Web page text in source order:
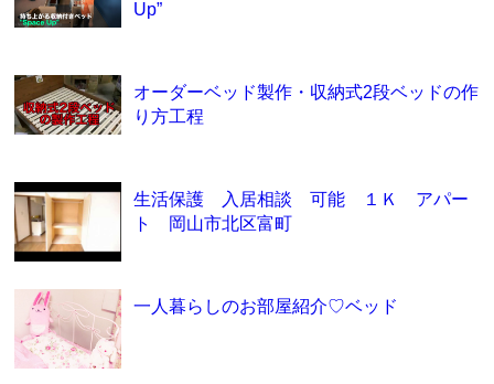
Up”
オーダーベッド製作・収納式2段ベッドの作
り方工程
生活保護 入居相談 可能 １Ｋ アパー
ト 岡山市北区富町
一人暮らしのお部屋紹介♡ベッド